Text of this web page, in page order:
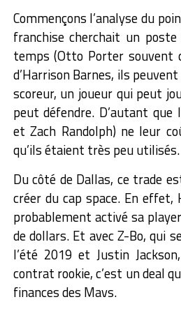
Commençons l’analyse du
franchise cherchait un
temps (Otto Porter souvent
d’Harrison Barnes, ils
scoreur, un joueur qui peut
peut défendre. D’autant que
et Zach Randolph) ne leur
qu’ils étaient très peu utilisés.
Du côté de Dallas, ce trade
créer du cap space. En
probablement activé sa
de dollars. Et avec Z-Bo, qui
l’été 2019 et Justin
contrat rookie, c’est un deal
finances des Mavs.